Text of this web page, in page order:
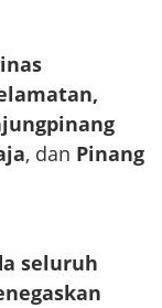
, dan Pinang
seluruh